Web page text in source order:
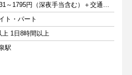
時給1731～1795円（深夜手当含む）＋交通費支給
ト・パート
上 1日8時間以上
駅